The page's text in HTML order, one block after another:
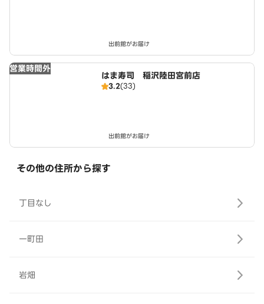
出前館がお届け
営業時間外
はま寿司 稲沢陸田宮前店
3.2(33)
出前館がお届け
その他の住所から探す
丁目なし
一町田
岩畑